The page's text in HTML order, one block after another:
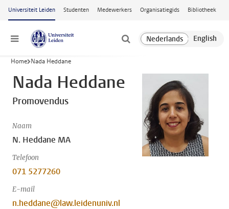
Ga naar hoofdinhoud
Universiteit Leiden Studenten Medewerkers Organisatiegids Bibliotheek
Menu
Home Nada Heddane
Nada Heddane
Promovendus
Naam
N. Heddane MA
Telefoon
071 5277260
E-mail
n.heddane@law.leidenuniv.nl